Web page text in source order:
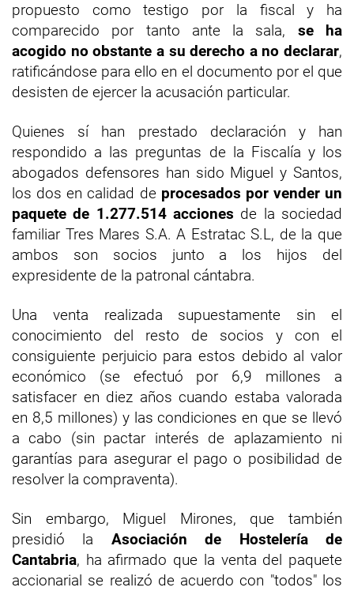
propuesto como testigo por la fiscal y ha
comparecido por tanto ante la sala, se ha
acogido no obstante a su derecho a no declarar,
ratificándose para ello en el documento por el que
desisten de ejercer la acusación particular.
Quienes sí han prestado declaración y han
respondido a las preguntas de la Fiscalía y los
abogados defensores han sido Miguel y Santos,
los dos en calidad de procesados por vender un
paquete de 1.277.514 acciones de la sociedad
familiar Tres Mares S.A. A Estratac S.L, de la que
ambos son socios junto a los hijos del
expresidente de la patronal cántabra.
Una venta realizada supuestamente sin el
conocimiento del resto de socios y con el
consiguiente perjuicio para estos debido al valor
económico (se efectuó por 6,9 millones a
satisfacer en diez años cuando estaba valorada
en 8,5 millones) y las condiciones en que se llevó
a cabo (sin pactar interés de aplazamiento ni
garantías para asegurar el pago o posibilidad de
resolver la compraventa).
Sin embargo, Miguel Mirones, que también
presidió la Asociación de Hostelería de
Cantabria, ha afirmado que la venta del paquete
accionarial se realizó de acuerdo con "todos" los